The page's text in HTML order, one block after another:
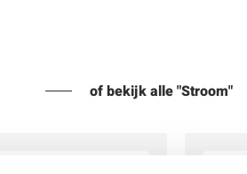
of bekijk alle "Stroom"